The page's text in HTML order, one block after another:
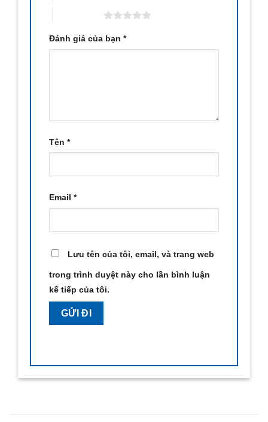
Đánh giá của bạn *
Tên *
Email *
Lưu tên của tôi, email, và trang web
trong trình duyệt này cho lần bình luận
kế tiếp của tôi.